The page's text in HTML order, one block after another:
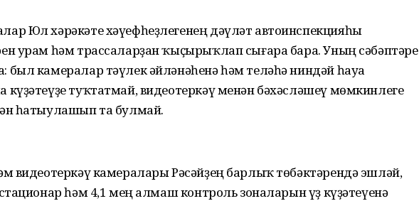
Юл хәрәкәте хәүефһеҙлегенең дәүләт автоинспекцияһы
урам һәм трассаларҙан ҡыҫырыҡлап сығара бара. Уның сәбәптәре
камералар тәүлек әйләнәһенә һәм теләһә ниндәй һауа
күҙәтеүҙе туҡтатмай, видеотеркәү менән бәхәсләшеү мөмкинлеге
һатыулашып та булмай.
видеотеркәү камералары Рәсәйҙең барлыҡ төбәктәрендә эшләй,
һәм 4,1 мең алмаш контроль зоналарын үҙ күҙәтеүенә